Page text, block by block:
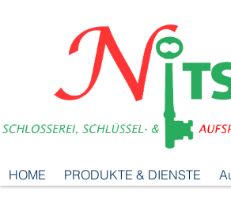
HOME PRODUKTE & DIENSTE